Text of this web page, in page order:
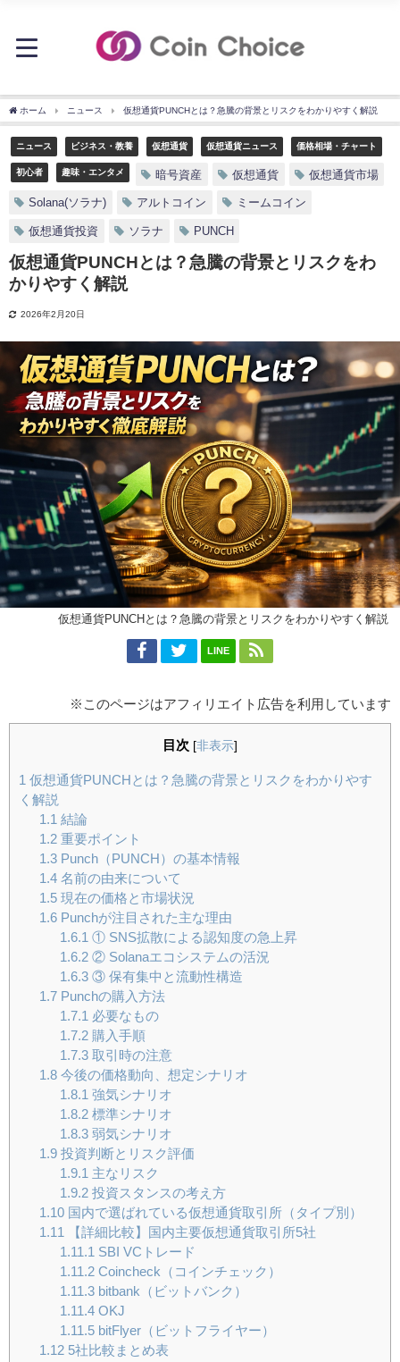
ホーム ニュース 仮想通貨PUNCHとは？急騰の背景とリスクをわかりやすく解説
ニュース ビジネス・教養 仮想通貨 仮想通貨ニュース 価格相場・チャート
初心者 趣味・エンタメ 暗号資産 仮想通貨 仮想通貨市場
Solana(ソラナ) アルトコイン ミームコイン
仮想通貨投資 ソラナ PUNCH
仮想通貨PUNCHとは？急騰の背景とリスクをわ
かりやすく解説
2026年2月20日
仮想通貨PUNCHとは？急騰の背景とリスクをわかりやすく解説
LINE
※このページはアフィリエイト広告を利用しています
目次 [非表示]
1 仮想通貨PUNCHとは？急騰の背景とリスクをわかりやす
く解説
1.1 結論
1.2重要ポイント
1.3Punch（PUNCH）の基本情報
1.4名前の由来について
1.5現在の価格と市場状況
1.6Punchが注目された主な理由
1.6.1 ① SNS拡散による認知度の急上昇
1.6.2② Solanaエコシステムの活況
1.6.3③ 保有集中と流動性構造
1.7Punchの購入方法
1.7.1 必要なもの
1.7.2購入手順
1.7.3取引時の注意
1.8今後の価格動向、想定シナリオ
1.8.1 強気シナリオ
1.8.2標準シナリオ
1.8.3弱気シナリオ
1.9投資判断とリスク評価
1.9.1 主なリスク
1.9.2投資スタンスの考え方
1.10国内で選ばれている仮想通貨取引所（タイプ別）
1.11
【詳細比較】国内主要仮想通貨取引所5社
1.11.1 SBI VCトレード
1.11.2Coincheck（コインチェック）
1.11.3bitbank（ビットバンク）
1.11.4OKJ
1.11.5bitFlyer（ビットフライヤー）
1.125社比較まとめ表